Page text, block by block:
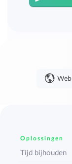
Web
Oplossingen
Tijd bijhouden